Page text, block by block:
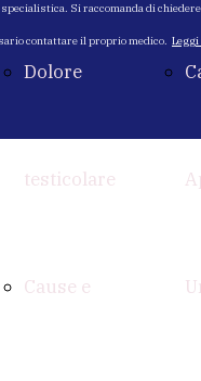
Si raccomanda di
contattare il proprio medico.
Dolore
testicolare
Cause e